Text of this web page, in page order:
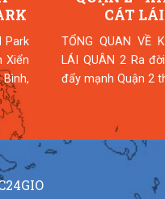
Park
Xiển
CÁT
TỔNG QUAN VỀ
LÁI QUÂN 2 Ra
đẩy mạnh Quận 2